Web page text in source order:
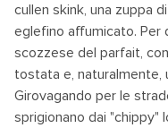
cullen skink, una zuppa
eglefino affumicato. Per
scozzese del parfait,
tostata e, naturalmente,
Girovagando per le
sprigionano dai "chippy"